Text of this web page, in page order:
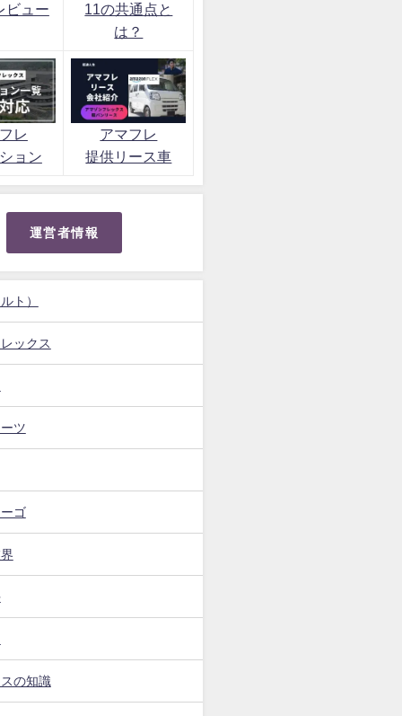
ビュー
11の共通点と
は？
レ
ョン
アマフレ
提供リース車
運営者情報
ト）
ックス
ツ
ゴ
の知識